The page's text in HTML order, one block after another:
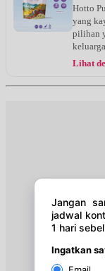
Senin, 24/08/2026
Jam 10:00 - 12:00
Rabu, 26/08/2026
Jam 09:00 - 12:00
Senin, 31/08/2026
Hotto
yang
pilihan
Lihat